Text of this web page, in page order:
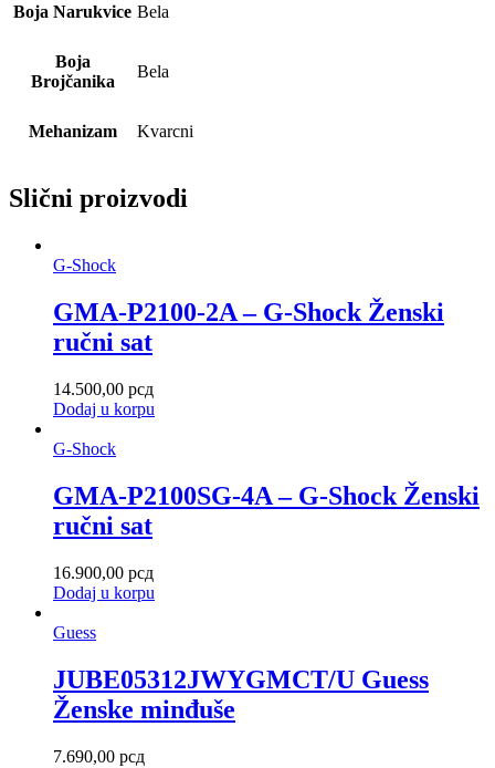
Boja Narukvice Bela
Boja
Brojčanika
Bela
Mehanizam Kvarcni
Slični proizvodi
G-Shock
GMA-P2100-2A – G-Shock Ženski
ručni sat
14.500,00 рсд
Dodaj u korpu
G-Shock
GMA-P2100SG-4A – G-Shock Ženski
ručni sat
16.900,00 рсд
Dodaj u korpu
Guess
JUBE05312JWYGMCT/U Guess
Ženske minđuše
7.690,00 рсд